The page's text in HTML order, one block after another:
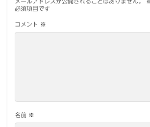
必須項目です
コメント ※
名前 ※